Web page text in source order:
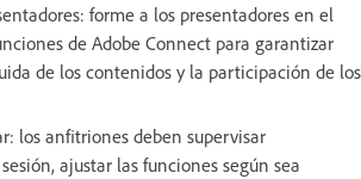
forme a los presentadores en el
de Adobe Connect para garantizar
de los contenidos y la participación de los
los anfitriones deben supervisar
ajustar las funciones según sea